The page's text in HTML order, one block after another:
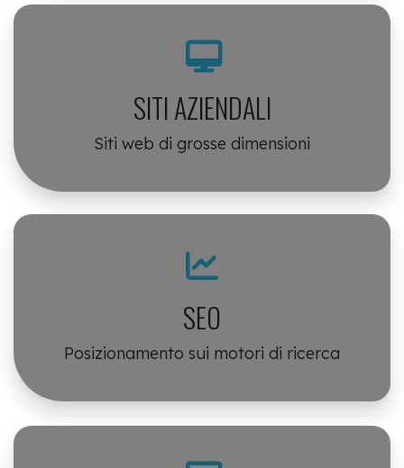
SITI AZIENDALI
Siti web di grosse dimensioni
SEO
Posizionamento sui motori di ricerca